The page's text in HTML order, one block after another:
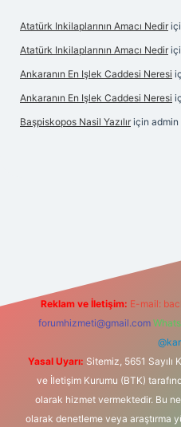
Atatürk Inkilaplarının Amacı Nedir
Atatürk Inkilaplarının Amacı Nedir
Ankaranın En Işlek Caddesi Neresi
Ankaranın En Işlek Caddesi Neresi
Başpiskopos Nasil Yazılır için admin
Reklam ve İletişim: E-mail:
forumhizmeti@gmail.com
Yasal Uyarı: Sitemiz, 5651
ve İletişim Kurumu (BTK)
olarak hizmet vermektedir. Bu
olarak denetleme veya araştırma